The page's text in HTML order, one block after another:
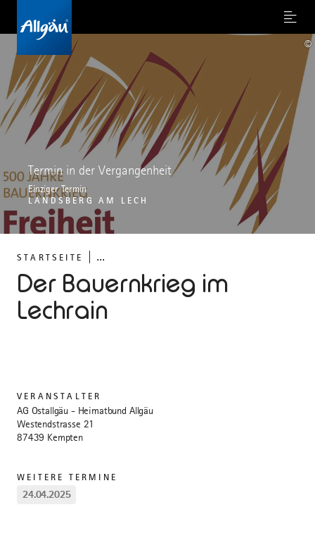
Menu
STARTSEITE ...
Der Bauernkrieg im
Lechrain
Termin in der Vergangenheit
Einziger Termin
LANDSBERG AM LECH
©
VERANSTALTER
AG Ostallgäu - Heimatbund Allgäu
Westendstrasse 21
87439 Kempten
WEITERE TERMINE
24.04.2025